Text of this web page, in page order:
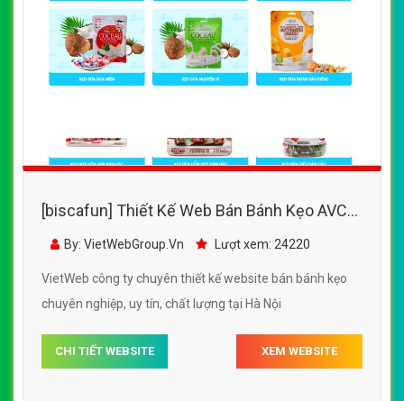
[biscafun] Thiết Kế Web Bán Bánh Kẹo AVC
đẹp, chuyên nghiệp chuẩn SEO
By: VietWebGroup.Vn Lượt xem: 24220
VietWeb công ty chuyên thiết kế website bán bánh kẹo
chuyên nghiệp, uy tín, chất lượng tại Hà Nội
CHI TIẾT WEBSITE XEM WEBSITE